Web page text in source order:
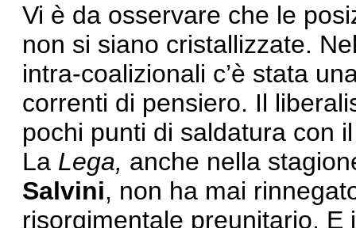
Vi è da osservare che le
non si siano cristallizzate.
intra-coalizionali c’è stata
correnti di pensiero. Il
pochi punti di saldatura con
La Lega, anche nella
Salvini, non ha mai
risorgimentale preunitario.